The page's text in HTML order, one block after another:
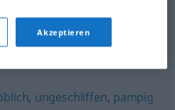
,ungehobelt,frech
pampig (ugs.),
, ungeschliffen, pampig
Akzeptieren